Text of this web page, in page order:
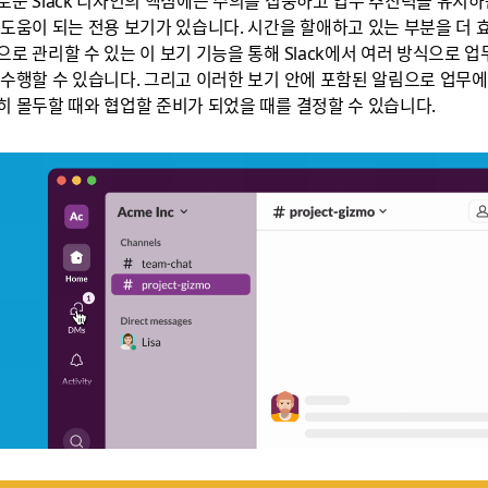
움이 되는 전용 보기가 있습니다. 시간을 할애하고 있는 부분을 더
로 관리할 수 있는 이 보기 기능을 통해 Slack에서 여러 방식으로 업
행할 수 있습니다. 그리고 이러한 보기 안에 포함된 알림으로 업무
몰두할 때와 협업할 준비가 되었을 때를 결정할 수 있습니다.